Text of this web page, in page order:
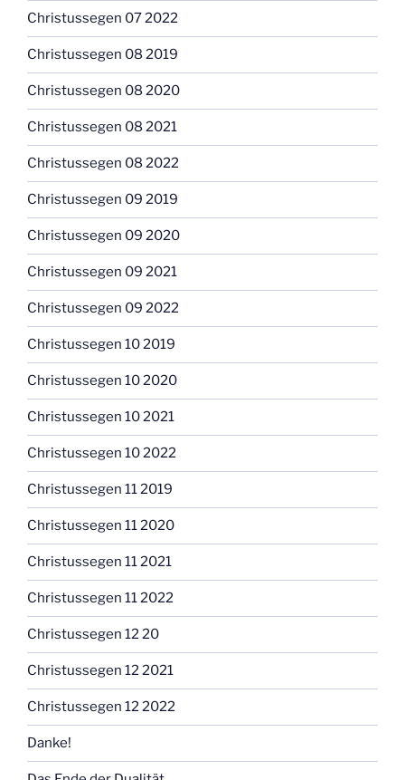
Christussegen 07 2022
Christussegen 08 2019
Christussegen 08 2020
Christussegen 08 2021
Christussegen 08 2022
Christussegen 09 2019
Christussegen 09 2020
Christussegen 09 2021
Christussegen 09 2022
Christussegen 10 2019
Christussegen 10 2020
Christussegen 10 2021
Christussegen 10 2022
Christussegen 11 2019
Christussegen 11 2020
Christussegen 11 2021
Christussegen 11 2022
Christussegen 12 20
Christussegen 12 2021
Christussegen 12 2022
Danke!